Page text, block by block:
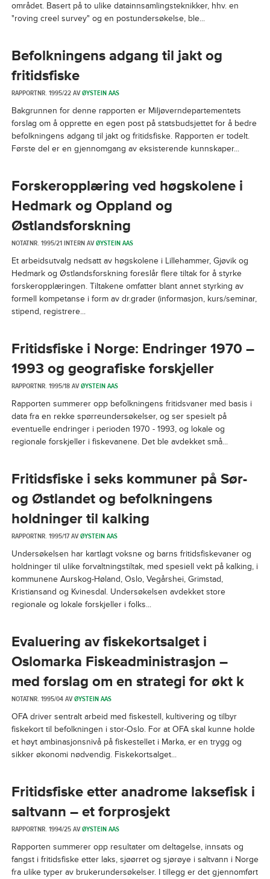
området. Basert på to ulike datainnsamlingsteknikker, hhv. en
"roving creel survey" og en postundersøkelse, ble...
Befolkningens adgang til jakt og
fritidsfiske
RAPPORTNR. 1995/22 AVØYSTEIN AAS
Bakgrunnen for denne rapporten er Miljøverndepartementets
forslag om å opprette en egen post på statsbudsjettet for å bedre
befolkningens adgang til jakt og fritidsfiske. Rapporten er todelt.
Første del er en gjennomgang av eksisterende kunnskaper...
Forskeropplæring ved høgskolene i
Hedmark og Oppland og
Østlandsforskning
NOTATNR. 1995/21 INTERN AVØYSTEIN AAS
Et arbeidsutvalg nedsatt av høgskolene i Lillehammer, Gjøvik og
Hedmark og Østlandsforskning foreslår flere tiltak for å styrke
forskeropplæringen. Tiltakene omfatter blant annet styrking av
formell kompetanse i form av dr.grader (informasjon, kurs/seminar,
stipend, registrere...
Fritidsfiske i Norge: Endringer 1970 –
1993 og geografiske forskjeller
RAPPORTNR. 1995/18 AVØYSTEIN AAS
Rapporten summerer opp befolkningens fritidsvaner med basis i
data fra en rekke spørreundersøkelser, og ser spesielt på
eventuelle endringer i perioden 1970 - 1993, og lokale og
regionale forskjeller i fiskevanene. Det ble avdekket små...
Fritidsfiske i seks kommuner på Sør-
og Østlandet og befolkningens
holdninger til kalking
RAPPORTNR. 1995/17 AVØYSTEIN AAS
Undersøkelsen har kartlagt voksne og barns fritidsfiskevaner og
holdninger til ulike forvaltningstiltak, med spesiell vekt på kalking, i
kommunene Aurskog-Høland, Oslo, Vegårshei, Grimstad,
Kristiansand og Kvinesdal. Undersøkelsen avdekket store
regionale og lokale forskjeller i folks...
Evaluering av fiskekortsalget i
Oslomarka Fiskeadministrasjon –
med forslag om en strategi for økt k
NOTATNR. 1995/04 AVØYSTEIN AAS
OFA driver sentralt arbeid med fiskestell, kultivering og tilbyr
fiskekort til befolkningen i stor-Oslo. For at OFA skal kunne holde
et høyt ambinasjonsnivå på fiskestellet i Marka, er en trygg og
sikker økonomi nødvendig. Fiskekortsalget...
Fritidsfiske etter anadrome laksefisk i
saltvann – et forprosjekt
RAPPORTNR. 1994/25 AVØYSTEIN AAS
Rapporten summerer opp resultater om deltagelse, innsats og
fangst i fritidsfiske etter laks, sjøørret og sjørøye i saltvann i Norge
fra ulike typer av brukerundersøkelser. I tillegg er det gjennomført